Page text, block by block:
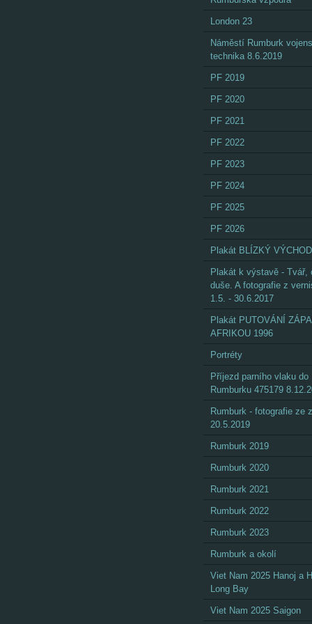
London 23
Náměstí Rumburk
technika 8.6.2019
PF 2019
PF 2020
PF 2021
PF 2022
PF 2023
PF 2024
PF 2025
PF 2026
Plakát BLÍZKÝ
Plakát k výstavě - Tvář,
duše. A fotografie z
1.5. - 30.6.2017
Plakát PUTOVÁNÍ
AFRIKOU 1996
Portréty
Příjezd parního vlaku do
Rumburku 475179
Rumburk - fotografie ze
20.5.2019
Rumburk 2019
Rumburk 2020
Rumburk 2021
Rumburk 2022
Rumburk 2023
Rumburk a okolí
Viet Nam 2025 Hanoj a
Long Bay
Viet Nam 2025 Saigon